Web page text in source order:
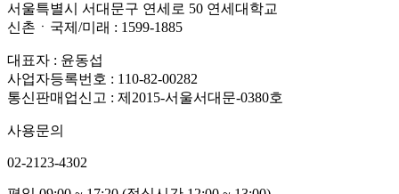
서울특별시 서대문구 연세로 50 연세대학교
신촌ㆍ국제/미래 : 1599-1885
대표자 : 윤동섭
사업자등록번호 : 110-82-00282
통신판매업신고 : 제2015-서울서대문-0380호
사용문의
02-2123-4302